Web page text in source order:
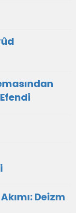
Deizm